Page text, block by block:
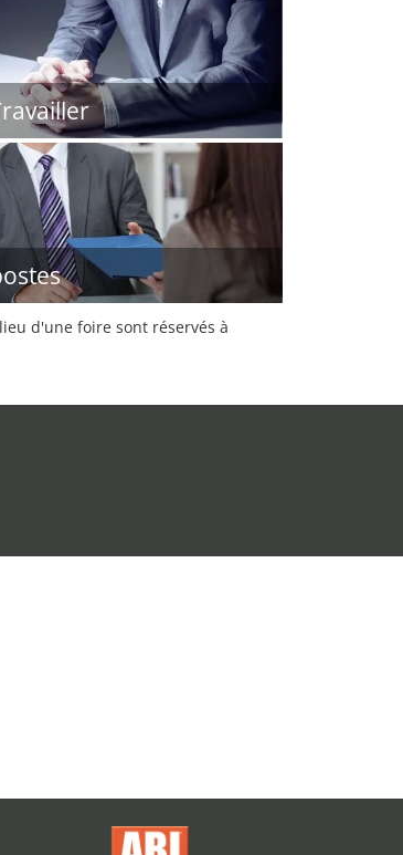
d'une foire sont réservés à